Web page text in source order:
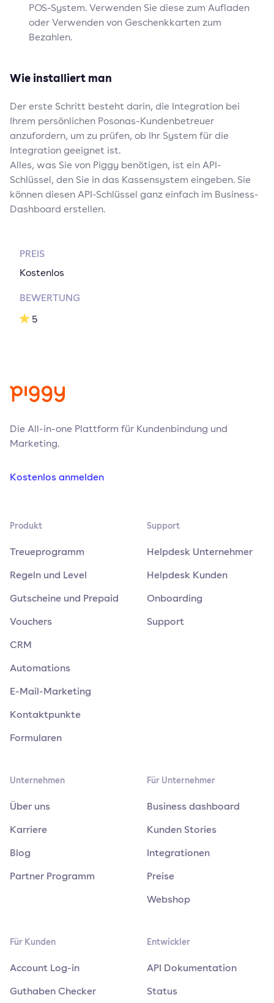
POS-System. Verwenden Sie diese zum Aufladen
oder Verwenden von Geschenkkarten zum
Bezahlen.
Wie installiert man
Der erste Schritt besteht darin, die Integration bei
Ihrem persönlichen Posonas-Kundenbetreuer
anzufordern, um zu prüfen, ob Ihr System für die
Integration geeignet ist.
Alles, was Sie von Piggy benötigen, ist ein API-
Schlüssel, den Sie in das Kassensystem eingeben. Sie
können diesen API-Schlüssel ganz einfach im Business-
Dashboard erstellen.
PREIS
Kostenlos
BEWERTUNG
5
Die All-in-one Plattform für Kundenbindung und
Marketing.
Kostenlos anmelden
Produkt
Treueprogramm
Regeln und Level
Gutscheine und Prepaid
Vouchers
CRM
Automations
E-Mail-Marketing
Kontaktpunkte
Formularen
Support
Helpdesk Unternehmer
Helpdesk Kunden
Onboarding
Support
Unternehmen
Über uns
Karriere
Blog
Partner Programm
Für Unternehmer
Business dashboard
Kunden Stories
Integrationen
Preise
Webshop
Für Kunden
Account Log-in
Guthaben Checker
Entwickler
API Dokumentation
Status